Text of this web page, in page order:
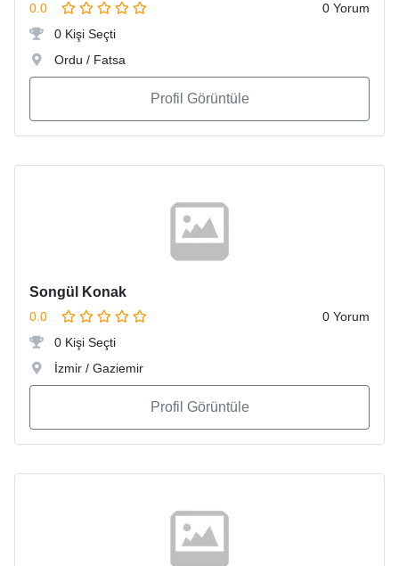
0.0
0 Yorum
0 Kişi Seçti
Ordu / Fatsa
Profil Görüntüle
Songül Konak
0.0
0 Yorum
0 Kişi Seçti
İzmir / Gaziemir
Profil Görüntüle